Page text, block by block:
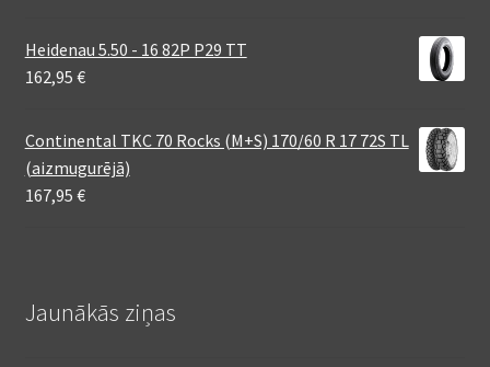
Heidenau 5.50 - 16 82P P29 TT
162,95 €
Continental TKC 70 Rocks (M+S) 170/60 R 17 72S TL
(aizmugurējā)
167,95 €
Jaunākās ziņas